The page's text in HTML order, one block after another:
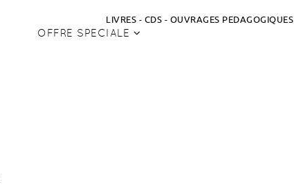
LIVRES - CDS - OUVRAGES PEDAGOGIQUES
OFFRE SPECIALE